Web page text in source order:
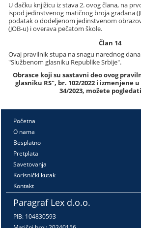
U đačku knjižicu iz stava 2. ovog člana, na
ispod jedinstvenog matičnog broja građana
podatak o dodeljenom jedinstvenom
(JOB-u) i overava pečatom škole.
Član 14
Ovaj pravilnik stupa na snagu narednog
"Službenom glasniku Republike Srbije".
Obrasce koji su sastavni deo ovog
glasniku RS", br. 102/2022 i izmenjene
34/2023, možete
Početna
O nama
Besplatno
Pretplata
Savetovanja
Korisnički kutak
Kontakt
Paragraf Lex d.o.o.
PIB: 104830593